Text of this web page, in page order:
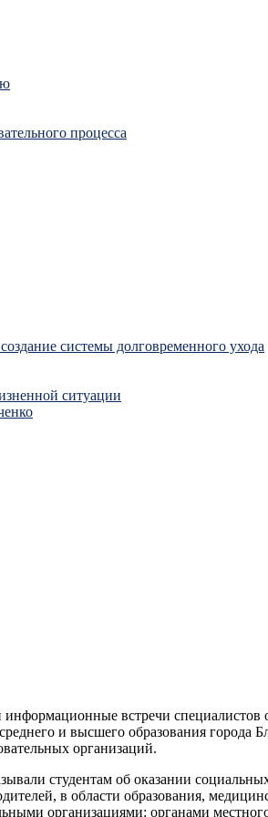
процесса
системы долговременного ухода
ситуации
встречи специалистов
и высшего образования
организаций.
студентам об оказании
в области образования,
организациями: органами